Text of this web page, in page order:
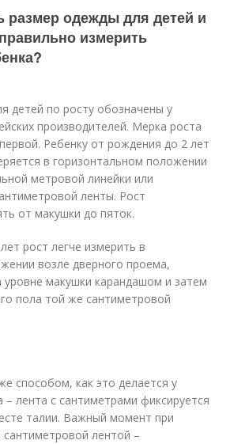
размер одежды для детей и
измерить
детей по росту обозначены у
производителей. Мерка роста
Ребенку от рождения до 2 лет
в горизонтальном положении
метровой линейки или
ленты. Рост
от макушки до пяток.
рост легче измерить в
возле дверного проема,
уровне макушки карандашом и затем
пола той же сантиметровой
способом, как это делается у
– лента с сантиметрами фиксируется
талии. Важный момент при
сантиметровой лентой –